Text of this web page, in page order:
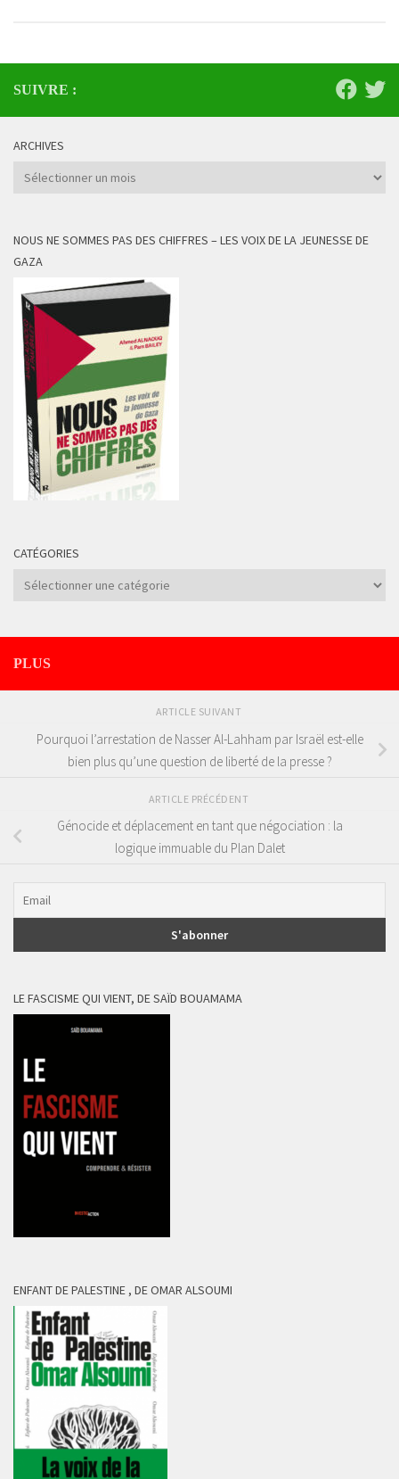
SUIVRE :
ARCHIVES
Archives
NOUS NE SOMMES PAS DES CHIFFRES – LES VOIX DE LA JEUNESSE DE
GAZA
CATÉGORIES
Catégories
PLUS
ARTICLE SUIVANT
Pourquoi l’arrestation de Nasser Al-Lahham par Israël est-elle
bien plus qu’une question de liberté de la presse ?
ARTICLE PRÉCÉDENT
Génocide et déplacement en tant que négociation : la
logique immuable du Plan Dalet
LE FASCISME QUI VIENT, DE SAÏD BOUAMAMA
ENFANT DE PALESTINE , DE OMAR ALSOUMI